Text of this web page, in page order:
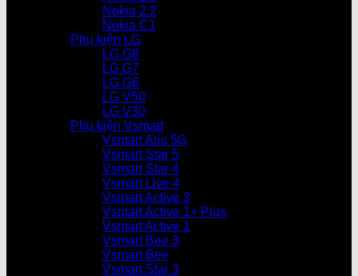
Nokia 2.2
Nokia C1
Phụ kiện LG
LG G8
LG G7
LG G6
LG V50
LG V30
Phụ kiện Vsmart
Vsmart Aris 5G
Vsmart Star 5
Vsmart Star 4
Vsmart Live 4
Vsmart Active 3
Vsmart Active 1+ Plus
Vsmart Active 1
Vsmart Bee 3
Vsmart Bee
Vsmart Star 3